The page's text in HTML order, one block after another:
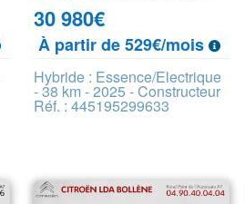
30 980€
À partir de 529€/mois
Hybride : Essence/Electrique
- 38 km - 2025 - Constructeur
Réf. : 445195299633